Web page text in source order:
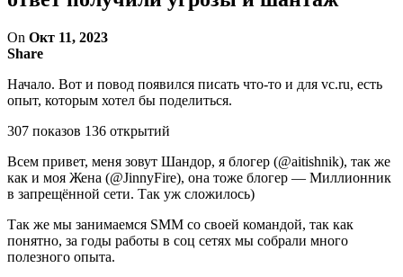
On Окт 11, 2023
Share
Начало. Вот и повод появился писать что-то и для vc.ru, есть
опыт, которым хотел бы поделиться.
307 показов 136 открытий
Всем привет, меня зовут Шандор, я блогер (@aitishnik), так же
как и моя Жена (@JinnyFire), она тоже блогер — Миллионник
в запрещённой сети. Так уж сложилось)
Так же мы занимаемся SMM со своей командой, так как
понятно, за годы работы в соц сетях мы собрали много
полезного опыта.